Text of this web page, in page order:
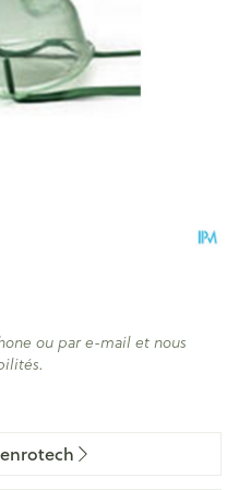
ou par e-mail et nous